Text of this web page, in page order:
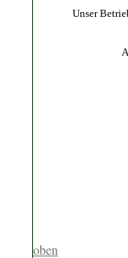
oben
Unser